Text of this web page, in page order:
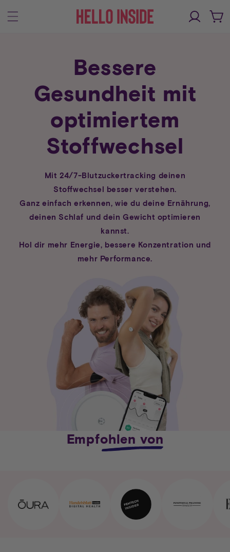
zum
Inhalt
Einloggen
Bessere
Gesundheit mit
optimiertem
Stoffwechsel
Mit 24/7-Blutzuckertracking deinen
Stoffwechsel besser verstehen.
Ganz einfach erkennen, wie du deine Ernährung,
deinen Schlaf und dein Gewicht optimieren
kannst.
Hol dir mehr Energie, bessere Konzentration und
mehr Performance.
Empfohlen von